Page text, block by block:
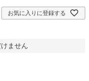
お気に入りに登録する
ません